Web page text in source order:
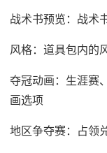
战术书预览：战术
风格：道具包内的
夺冠动画：生涯赛
画选项
地区争夺赛：占领